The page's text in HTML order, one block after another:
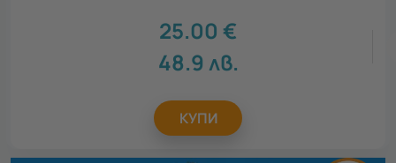
25.00 €
48.9 лв.
КУПИ